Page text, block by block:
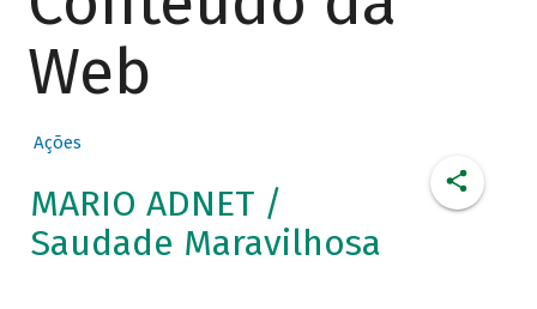
Web
Ações
MARIO ADNET /
Saudade Maravilhosa